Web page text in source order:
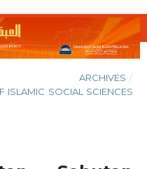
ARCHIVES /
ISLAMIC SOCIAL SCIENCES